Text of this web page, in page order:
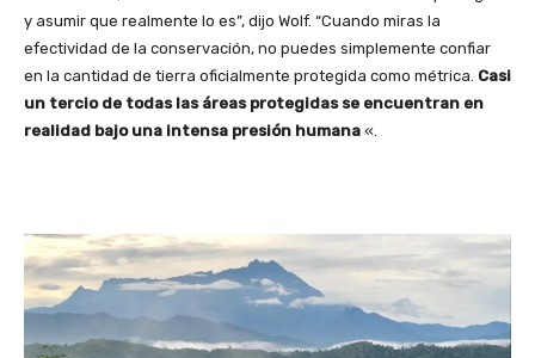
y asumir que realmente lo es”, dijo Wolf. “Cuando miras la
efectividad de la conservación, no puedes simplemente confiar
en la cantidad de tierra oficialmente protegida como métrica. Casi
un tercio de todas las áreas protegidas se encuentran en
realidad bajo una intensa presión humana «.